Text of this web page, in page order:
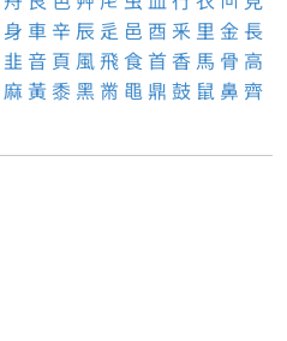
身 車 辛 辰 辵 邑 酉 釆 里 金 長
韭 音 頁 風飛食首 香 馬 骨 高
麻 黃 黍 黑 黹 黽鼎 鼓 鼠 鼻 齊